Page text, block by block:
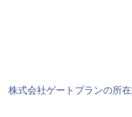
株式会社ゲートプランの所